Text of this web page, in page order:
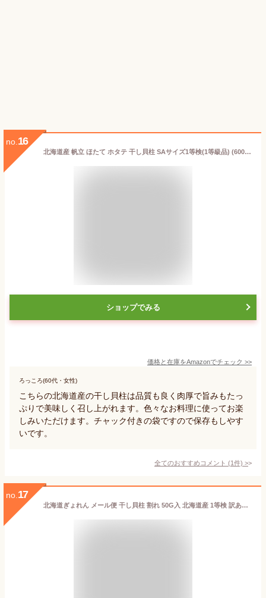
no. 16
北海道産 帆立 ほたて ホタテ 干し貝柱 SAサイズ1等検(1等級品) (600g(300g×2パック))
ショップでみる
価格と在庫をAmazonでチェック >>
ろっころ(60代・女性)
こちらの北海道産の干し貝柱は品質も良く肉厚で旨みもたっ
ぷりで美味しく召し上がれます。色々なお料理に使ってお楽
しみいただけます。チャック付きの袋ですので保存もしやす
いです。
全てのおすすめコメント (1件) >
no. 17
北海道ぎょれん メール便 干し貝柱 割れ 50G入 北海道産 1等検 訳あり 特大サイズ割れ 干しホタテ貝柱 干し帆立 乾燥 ホタテ貝柱 乾燥ホタテ ほたて貝柱 帆立貝柱 割物